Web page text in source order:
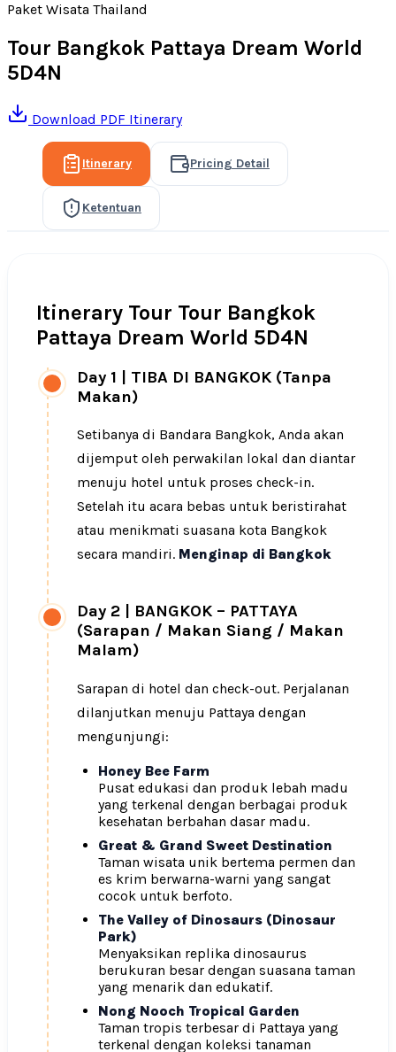
Paket Wisata Thailand
Tour Bangkok Pattaya Dream World
5D4N
Download PDF Itinerary
Itinerary Pricing Detail
Ketentuan
Itinerary Tour Tour Bangkok
Pattaya Dream World 5D4N
Day 1 | TIBA DI BANGKOK (Tanpa
Makan)
Setibanya di Bandara Bangkok, Anda akan
dijemput oleh perwakilan lokal dan diantar
menuju hotel untuk proses check-in.
Setelah itu acara bebas untuk beristirahat
atau menikmati suasana kota Bangkok
secara mandiri. Menginap di Bangkok
Day 2
BANGKOK – PATTAYA
(Sarapan / Makan Siang / Makan
Malam)
Sarapan di hotel dan check-out. Perjalanan
dilanjutkan menuju Pattaya dengan
mengunjungi:
Honey Bee Farm
Pusat edukasi dan produk lebah madu
yang terkenal dengan berbagai produk
kesehatan berbahan dasar madu.
Great & Grand Sweet Destination
Taman wisata unik bertema permen dan
es krim berwarna-warni yang sangat
cocok untuk berfoto.
The Valley of Dinosaurs (Dinosaur
Park)
Menyaksikan replika dinosaurus
berukuran besar dengan suasana taman
yang menarik dan edukatif.
Nong Nooch Tropical Garden
Taman tropis terbesar di Pattaya yang
terkenal dengan koleksi tanaman